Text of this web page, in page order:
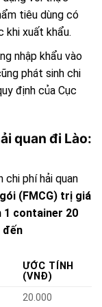
tiêu dùng có
khi xuất khẩu.
nhập khẩu vào
phát sinh chi
định của Cục
quan đi Lào:
chi phí hải quan
(FMCG) trị giá
1 container 20
đến
ƯỚC TÍNH
(VNĐ)
20.000